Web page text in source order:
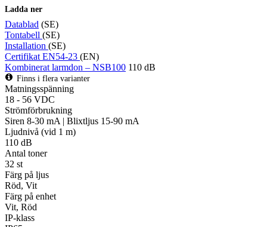
Ladda ner
Datablad (SE)
Tontabell (SE)
Installation (SE)
Certifikat EN54-23 (EN)
Kombinerat larmdon – NSB100 110 dB
Finns i flera varianter
Matningsspänning
18 - 56 VDC
Strömförbrukning
Siren 8-30 mA | Blixtljus 15-90 mA
Ljudnivå (vid 1 m)
110 dB
Antal toner
32 st
Färg på ljus
Röd, Vit
Färg på enhet
Vit, Röd
IP-klass